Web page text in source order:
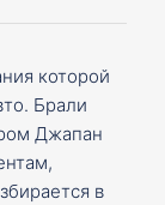
которой
Брали
Джапан
в